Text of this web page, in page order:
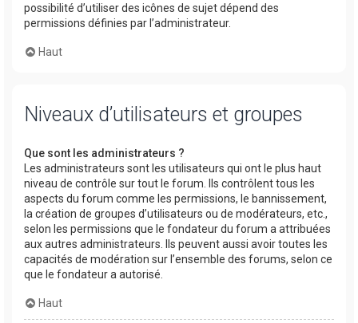
possibilité d’utiliser des icônes de sujet dépend des
permissions définies par l’administrateur.
Haut
Niveaux d’utilisateurs et groupes
Que sont les administrateurs ?
Les administrateurs sont les utilisateurs qui ont le plus haut
niveau de contrôle sur tout le forum. Ils contrôlent tous les
aspects du forum comme les permissions, le bannissement,
la création de groupes d’utilisateurs ou de modérateurs, etc.,
selon les permissions que le fondateur du forum a attribuées
aux autres administrateurs. Ils peuvent aussi avoir toutes les
capacités de modération sur l’ensemble des forums, selon ce
que le fondateur a autorisé.
Haut